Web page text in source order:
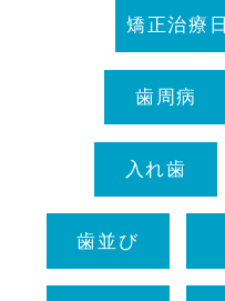
矯正治療日
歯周病
入れ歯
歯並び